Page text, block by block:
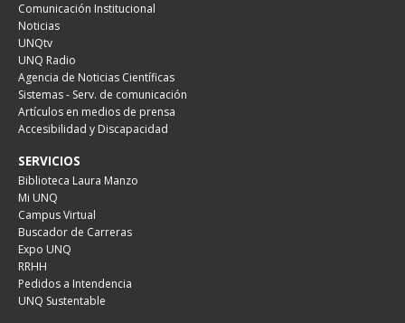
Comunicación Institucional
Noticias
UNQtv
UNQ Radio
Agencia de Noticias Científicas
Sistemas - Serv. de comunicación
Artículos en medios de prensa
Accesibilidad y Discapacidad
SERVICIOS
Biblioteca Laura Manzo
Mi UNQ
Campus Virtual
Buscador de Carreras
Expo UNQ
RRHH
Pedidos a Intendencia
UNQ Sustentable